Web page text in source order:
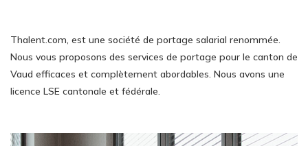
Thalent.com, est une société de portage salarial renommée.
Nous vous proposons des services de portage pour le canton de
Vaud efficaces et complètement abordables. Nous avons une
licence LSE cantonale et fédérale.